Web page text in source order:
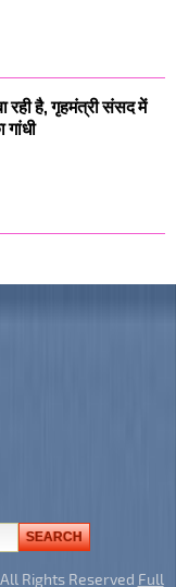
रही है, गृहमंत्री संसद में
Rights Reserved Full